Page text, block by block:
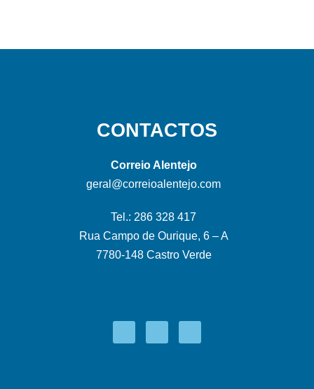
CONTACTOS
Correio Alentejo
geral@correioalentejo.com
Tel.: 286 328 417
Rua Campo de Ourique, 6 – A
7780-148 Castro Verde